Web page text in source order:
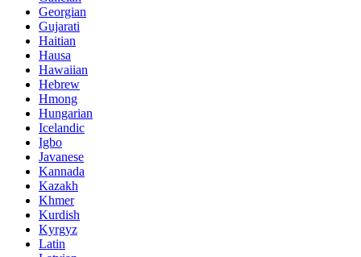
Georgian
Gujarati
Haitian
Hausa
Hawaiian
Hebrew
Hmong
Hungarian
Icelandic
Igbo
Javanese
Kannada
Kazakh
Khmer
Kurdish
Kyrgyz
Latin